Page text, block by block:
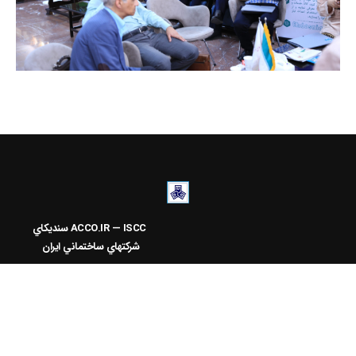
ACCO.IR — ISCC
سنديکاي
شرکتهاي ساختماني ايران